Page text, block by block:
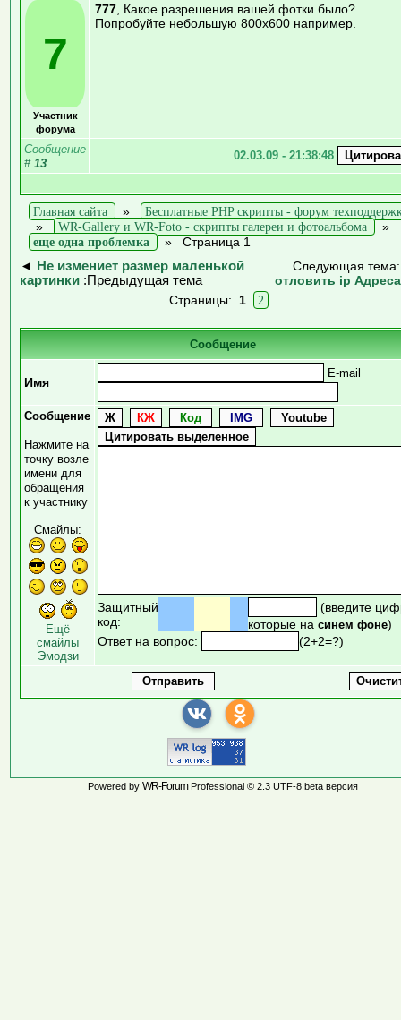
7
Участник
форума
777 , Какое разрешения вашей фотки было?
Попробуйте небольшую 800х600 например.
Сообщение
# 13
02.03.09 - 21:38:48
Главная сайта »
Бесплатные PHP скрипты - форум
»
WR-Gallery и WR-Foto - скрипты галереи и фотоальбома
»
еще одна проблемка
» Страница 1
◄
Не измениет размер маленькой
картинки :Предыдущая тема
Следующая
отловить ip
Страницы: 1 2
Сообщение
Имя
E-mail
Сообщение
Нажмите на
точку возле
имени для
обращения
к участнику
Смайлы:
Ещё
смайлы
Эмодзи
Защитный
код:
(введите
которые на синем фоне)
Ответ на вопрос:
(2+2=?)
Powered by WR-ForumProfessional © 2.3 UTF-8 beta версия